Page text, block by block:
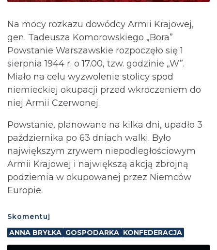
Na mocy rozkazu dowódcy Armii Krajowej,
gen. Tadeusza Komorowskiego „Bora”
Powstanie Warszawskie rozpoczęło się 1
sierpnia 1944 r. o 17.00, tzw. godzinie „W”.
Miało na celu wyzwolenie stolicy spod
niemieckiej okupacji przed wkroczeniem do
niej Armii Czerwonej.
Powstanie, planowane na kilka dni, upadło 3
października po 63 dniach walki. Było
największym zrywem niepodległościowym
Armii Krajowej i największą akcją zbrojną
podziemia w okupowanej przez Niemców
Europie.
Skomentuj
ANNA BRYŁKA GOSPODARKA KONFEDERACJA